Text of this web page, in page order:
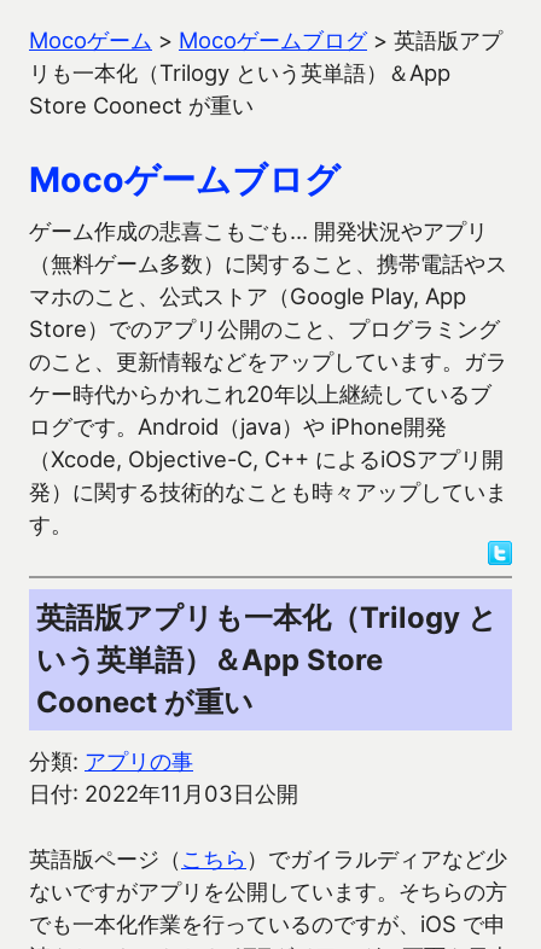
Mocoゲーム > Mocoゲームブログ> 英語版アプ
リも一本化（Trilogy という英単語）＆App
Store Coonect が重い
Mocoゲームブログ
ゲーム作成の悲喜こもごも… 開発状況やアプリ
（無料ゲーム多数）に関すること、携帯電話やス
マホのこと、公式ストア（Google Play, App
Store）でのアプリ公開のこと、プログラミング
のこと、更新情報などをアップしています。ガラ
ケー時代からかれこれ20年以上継続しているブ
ログです。Android（java）や iPhone開発
（Xcode, Objective-C, C++ によるiOSアプリ開
発）に関する技術的なことも時々アップしていま
す。
英語版アプリも一本化（Trilogy と
いう英単語）＆App Store
Coonect が重い
分類: アプリの事
日付: 2022年11月03日公開
英語版ページ（ こちら ）でガイラルディアなど少
ないですがアプリを公開しています。そちらの方
でも一本化作業を行っているのですが、iOS で申